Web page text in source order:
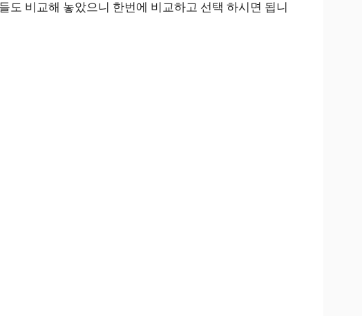
비교해 놓았으니 한번에 비교하고 선택 하시면 됩니